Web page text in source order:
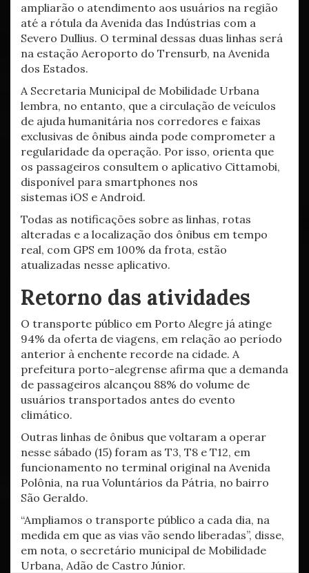
ampliarão o atendimento aos usuários na região
até a rótula da Avenida das Indústrias com a
Severo Dullius. O terminal dessas duas linhas será
na estação Aeroporto do Trensurb, na Avenida
dos Estados.
A Secretaria Municipal de Mobilidade Urbana
lembra, no entanto, que a circulação de veículos
de ajuda humanitária nos corredores e faixas
exclusivas de ônibus ainda pode comprometer a
regularidade da operação. Por isso, orienta que
os passageiros consultem o aplicativo Cittamobi,
disponível para smartphones nos
sistemas iOS e Android.
Todas as notificações sobre as linhas, rotas
alteradas e a localização dos ônibus em tempo
real, com GPS em 100% da frota, estão
atualizadas nesse aplicativo.
Retorno das atividades
O transporte público em Porto Alegre já atinge
94% da oferta de viagens, em relação ao período
anterior à enchente recorde na cidade. A
prefeitura porto-alegrense afirma que a demanda
de passageiros alcançou 88% do volume de
usuários transportados antes do evento
climático.
Outras linhas de ônibus que voltaram a operar
nesse sábado (15) foram as T3, T8 e T12, em
funcionamento no terminal original na Avenida
Polônia, na rua Voluntários da Pátria, no bairro
São Geraldo.
“Ampliamos o transporte público a cada dia, na
medida em que as vias vão sendo liberadas”, disse,
em nota, o secretário municipal de Mobilidade
Urbana, Adão de Castro Júnior.